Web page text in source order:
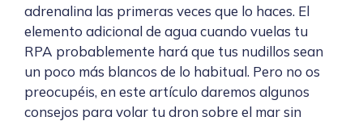
adrenalina las primeras veces que lo haces. El
elemento adicional de agua cuando vuelas tu
RPA probablemente hará que tus nudillos sean
un poco más blancos de lo habitual. Pero no os
preocupéis, en este artículo daremos algunos
consejos para volar tu dron sobre el mar sin